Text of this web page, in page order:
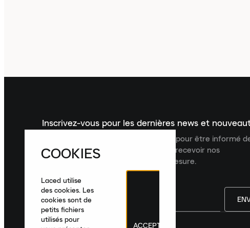
Inscrivez-vous pour les dernières news et
Inscrivez-vous à la newsletter Laced pour être informé
dernières nouveautés, collections et recevoir nos
recommandations de produits sur mesure.
France|Français
COOKIES
Laced utilise
des cookies. Les
cookies sont de
petits fichiers
utilisés pour
ACCEPTER